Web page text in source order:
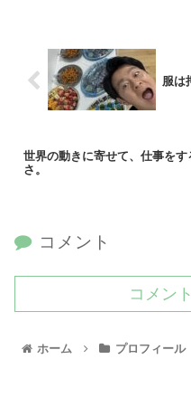
服は
世界の動きに寄せて、仕事をす
さ。
コメント
コメン
ホーム プロフィール